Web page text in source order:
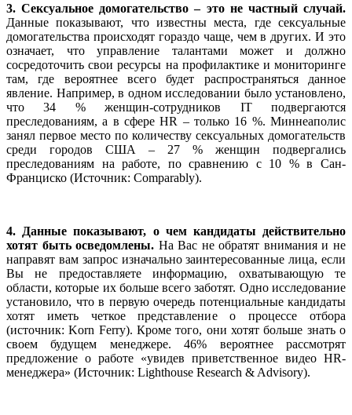
3. Сексуальное домогательство – это не частный случай.
Данные показывают, что известны места, где сексуальные
домогательства происходят гораздо чаще, чем в других. И это
означает, что управление талантами может и должно
сосредоточить свои ресурсы на профилактике и мониторинге
там, где вероятнее всего будет распространяться данное
явление. Например, в одном исследовании было установлено,
что 34 % женщин-сотрудников IT подвергаются
преследованиям, а в сфере HR – только 16 %. Миннеаполис
занял первое место по количеству сексуальных домогательств
среди городов США – 27 % женщин подвергались
преследованиям на работе, по сравнению с 10 % в Сан-
Франциско (Источник: Comparably).
4. Данные показывают, о чем кандидаты действительно
хотят быть осведомлены. На Вас не обратят внимания и не
направят вам запрос изначально заинтересованные лица, если
Вы не предоставляете информацию, охватывающую те
области, которые их больше всего заботят. Одно исследование
установило, что в первую очередь потенциальные кандидаты
хотят иметь четкое представление о процессе отбора
(источник: Korn Ferry). Кроме того, они хотят больше знать о
своем будущем менеджере. 46% вероятнее рассмотрят
предложение о работе «увидев приветственное видео HR-
менеджера» (Источник: Lighthouse Research & Advisory).